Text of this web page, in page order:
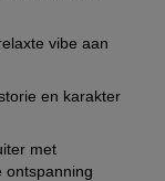
vibe aan
en karakter
met
ontspanning